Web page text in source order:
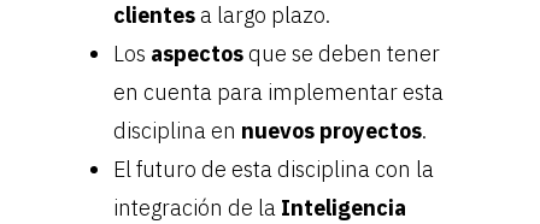
clientes a largo plazo.
Los aspectosque se deben tener
en cuenta para implementar esta
disciplina en nuevos proyectos.
El futuro de esta disciplina con la
integración de la Inteligencia